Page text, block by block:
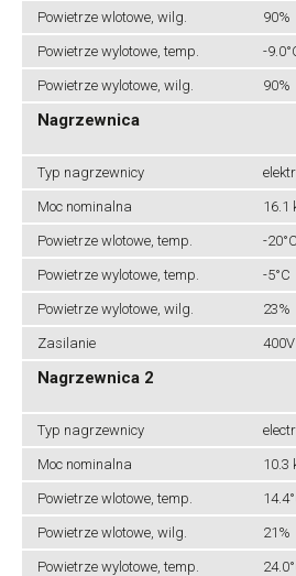
Powietrze wlotowe, wilg. 90%
Powietrze wylotowe, temp. -
Powietrze wylotowe, wilg. 90%
Nagrzewnica
Typ nagrzewnicy
Moc nominalna 16.1
Powietrze wlotowe, temp. -20°C
Powietrze wylotowe, temp. -5°C
Powietrze wylotowe, wilg. 23%
Zasilanie
Nagrzewnica 2
Typ nagrzewnicy
Moc nominalna 10.3
Powietrze wlotowe, temp.
Powietrze wlotowe, wilg. 21%
Powietrze wylotowe, temp.